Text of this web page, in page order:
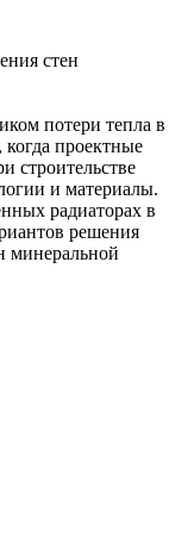
стен
потери тепла в
проектные
строительстве
и материалы.
радиаторах в
решения
минеральной